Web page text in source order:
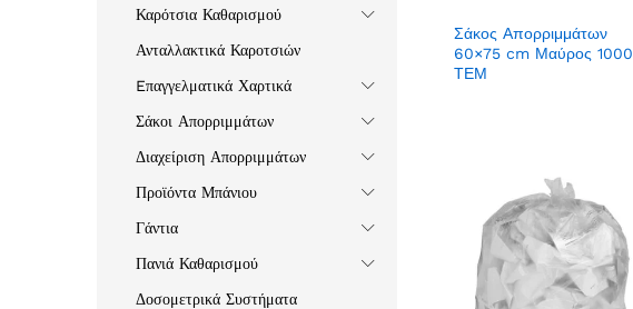
Σάκος Απορριμμάτων
60×75 cm Μαύρος 1000
ΤΕΜ
Καρότσια Καθαρισμού
Ανταλλακτικά Καροτσιών
Eπαγγελματικά Χαρτικά
Σάκοι Απορριμμάτων
Διαχείριση Απορριμμάτων
Προϊόντα Μπάνιου
Γάντια
Πανιά Καθαρισμού
Δοσομετρικά Συστήματα